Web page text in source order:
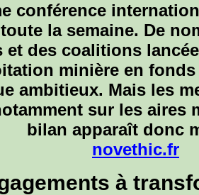
conférence
la semaine. De
et des coalitions
minière en
ambitieux. Mais les
sur les aires
bilan apparaît donc
novethic.fr
à